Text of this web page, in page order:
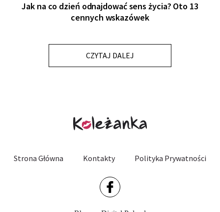
Jak na co dzień odnajdować sens życia? Oto 13
cennych wskazówek
CZYTAJ DALEJ
Strona Główna Kontakty Polityka Prywatności